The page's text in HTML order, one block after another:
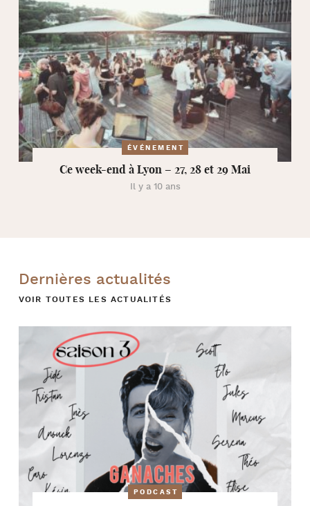
ÉVÉNEMENT
Ce week-end à Lyon – 27, 28 et 29 Mai
Il y a 10 ans
Dernières actualités
VOIR TOUTES LES ACTUALITÉS
PODCAST